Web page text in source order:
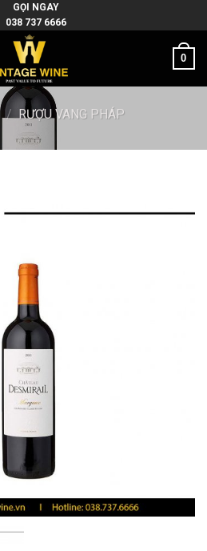
GỌI NGAY
038 737 6666
0
/ RƯỢU VANG PHÁP